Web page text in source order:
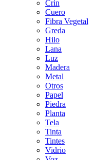
Crin
Cuero
Fibra Vegetal
Greda
Hilo
Lana
Luz
Madera
Metal
Otros
Papel
Piedra
Planta
Tela
Tinta
Tintes
Vidrio